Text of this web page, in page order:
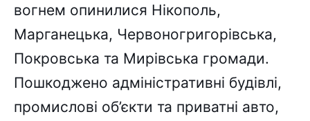
вогнем опинилися Нікополь,
Марганецька, Червоногригорівська,
Покровська та Мирівська громади.
Пошкоджено адміністративні будівлі,
промислові об’єкти та приватні авто,